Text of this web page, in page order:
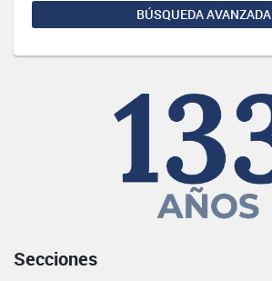
BÚSQUEDA AVANZADA
Secciones